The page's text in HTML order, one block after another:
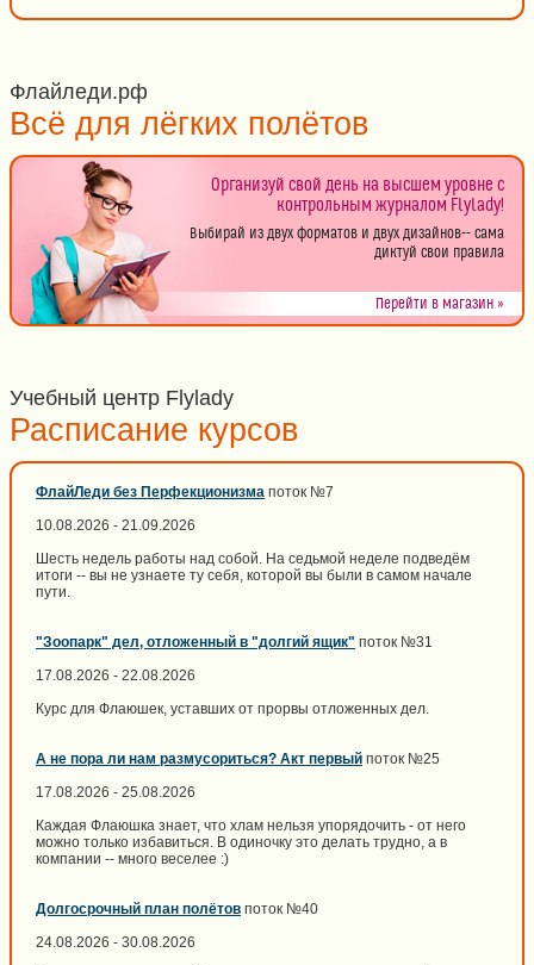
Флайледи.рф
Всё для лёгких полётов
Организуй свой день на высшем уровне с
контрольным журналом Flylady!
Выбирай из двух форматов и двух дизайнов-- сама
диктуй свои правила
Перейти в магазин »
Учебный центр Flylady
Расписание курсов
ФлайЛеди без Перфекционизма поток №7
10.08.2026 - 21.09.2026
Шесть недель работы над собой. На седьмой неделе подведём
итоги -- вы не узнаете ту себя, которой вы были в самом начале
пути.
"Зоопарк" дел, отложенный в "долгий ящик" поток №31
17.08.2026 - 22.08.2026
Курс для Флаюшек, уставших от прорвы отложенных дел.
А не пора ли нам размусориться? Акт первый поток №25
17.08.2026 - 25.08.2026
Каждая Флаюшка знает, что хлам нельзя упорядочить - от него
можно только избавиться. В одиночку это делать трудно, а в
компании -- много веселее :)
Долгосрочный план полётов поток №40
24.08.2026 - 30.08.2026